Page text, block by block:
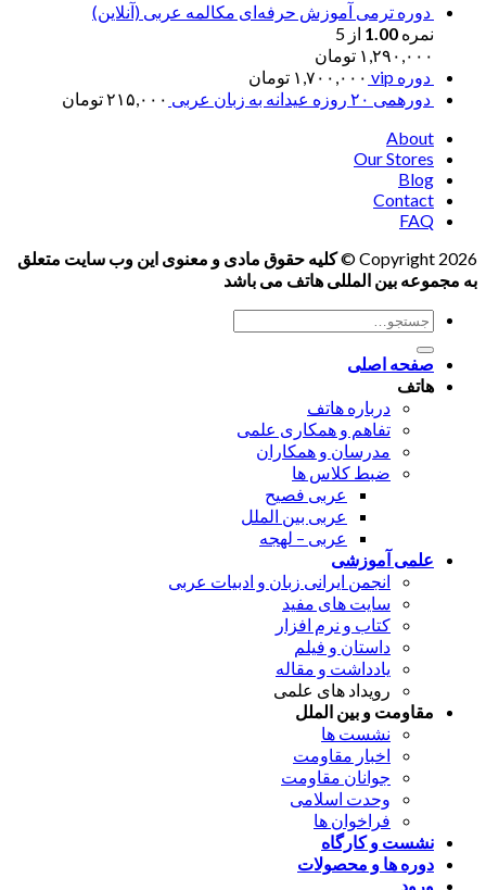
دوره ترمی آموزش حرفه‌ای مکالمه عربی (آنلاین)
نمره 1.00 از 5
۱,۲۹۰,۰۰۰ تومان
دوره vip
۱,۷۰۰,۰۰۰ تومان
دورهمی ۲۰ روزه عیدانه به زبان عربی
۲۱۵,۰۰۰تومان
About
Our Stores
Blog
Contact
FAQ
Copyright 2026 ©
کلیه حقوق مادی و معنوی این وب سایت متعلق
به مجموعه بین المللی هاتف می باشد
جستجو
صفحه اصلی
هاتف
درباره هاتف
تفاهم و همکاری علمی
مدرسان و همکاران
ضبط کلاس ها
عربی فصیح
عربی بین الملل
عربی – لهجه
علمی آموزشی
انجمن ایرانی زبان و ادبیات عربی
سایت های مفید
کتاب و نرم افزار
داستان و فیلم
یادداشت و مقاله
رویداد های علمی
مقاومت و بین الملل
نشست ها
اخبار مقاومت
جوانان مقاومت
وحدت اسلامی
فراخوان ها
نشست و کارگاه
دوره ها و محصولات
ورود